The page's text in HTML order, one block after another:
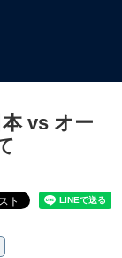
vs オー